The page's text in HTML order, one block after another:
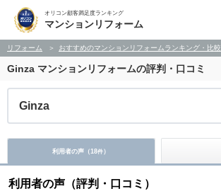
オリコン顧客満足度ランキング
マンションリフォーム
リフォーム おすすめのマンションリフォームランキング・比較
Ginza マンションリフォームの評判・口コミ
Ginza
利用者の声（18件）
利用者の声（評判・口コミ）